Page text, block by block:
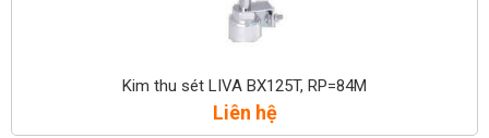
Kim thu sét LIVA BX125T, RP=84M
Liên hệ